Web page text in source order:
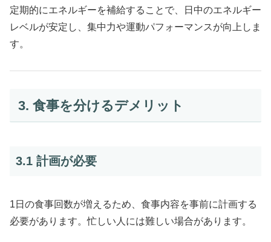
定期的にエネルギーを補給することで、日中のエネルギー
レベルが安定し、集中力や運動パフォーマンスが向上しま
す。
3. 食事を分けるデメリット
3.1 計画が必要
1日の食事回数が増えるため、食事内容を事前に計画する
必要があります。忙しい人には難しい場合があります。